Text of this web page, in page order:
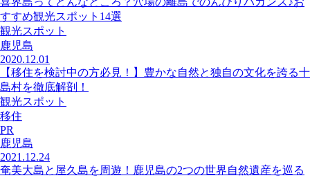
すすめ観光スポット14選
観光スポット
鹿児島
2020.12.01
【移住を検討中の方必見！】豊かな自然と独自の文化を誇る十
島村を徹底解剖！
観光スポット
移住
PR
鹿児島
2021.12.24
奄美大島と屋久島を周遊！鹿児島の2つの世界自然遺産を巡る